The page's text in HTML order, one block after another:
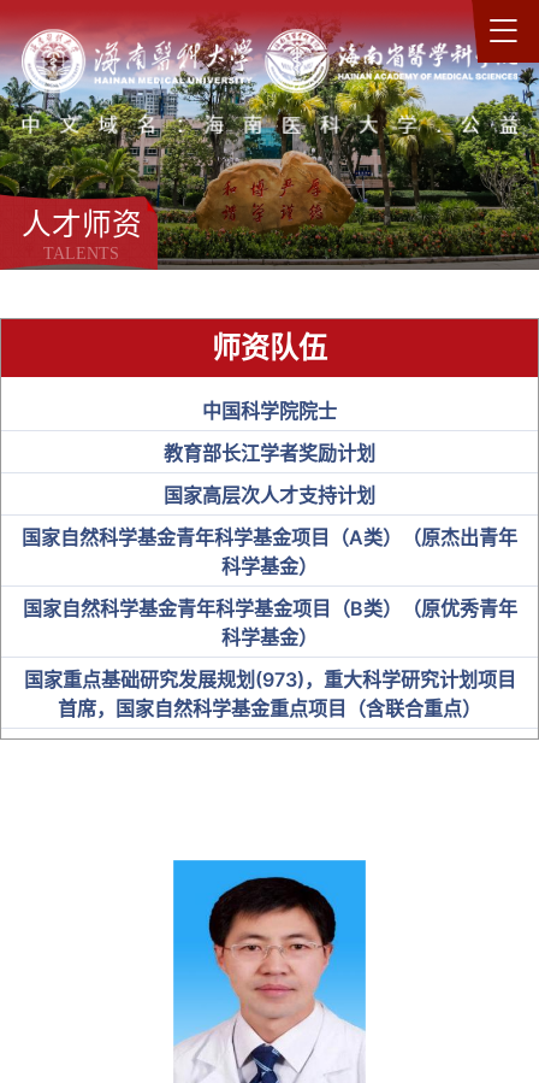
人才师资
TALENTS
师资队伍
中国科学院院士
教育部长江学者奖励计划
国家高层次人才支持计划
国家自然科学基金青年科学基金项目（A类）（原杰出青年
科学基金）
国家自然科学基金青年科学基金项目（B类）（原优秀青年
科学基金）
国家重点基础研究发展规划(973)，重大科学研究计划项目
首席，国家自然科学基金重点项目（含联合重点）
教育部“新世纪优秀人才支持计划”
全国优秀教师及名师
省级人才
博士研究生导师